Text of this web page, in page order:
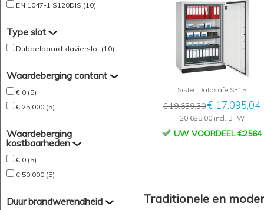
EN 1047-1 S120DIS (10)
Type slot
Dubbelbaard klavierslot (10)
Waardeberging contant
€ 0 (5)
€ 25.000 (5)
Waardeberging
kostbaarheden
€ 0 (5)
€ 50.000 (5)
Duur brandwerendheid
Sistec Datasafe SE15
€ 19.659,30€ 17.095,04
20.685,00 incl. BTW
UW VOORDEEL €2564
Traditionele en